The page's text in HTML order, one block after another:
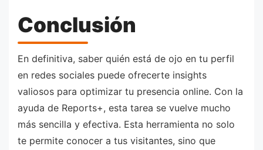
Conclusión
En definitiva, saber quién está de ojo en tu perfil
en redes sociales puede ofrecerte insights
valiosos para optimizar tu presencia online. Con la
ayuda de Reports+, esta tarea se vuelve mucho
más sencilla y efectiva. Esta herramienta no solo
te permite conocer a tus visitantes, sino que